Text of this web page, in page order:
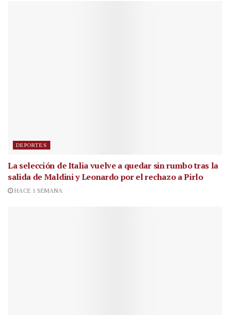
DEPORTES
La selección de Italia vuelve a quedar sin rumbo tras la
salida de Maldini y Leonardo por el rechazo a Pirlo
HACE 1 SEMANA